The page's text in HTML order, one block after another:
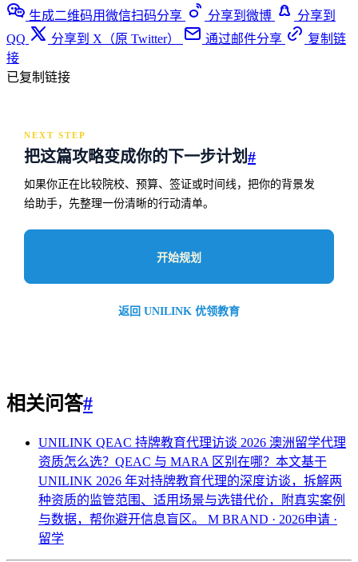
生成二维码用微信扫码分享
分享到微博
分享到
QQ
分享到 X（原 Twitter） 通过邮件分享
复制链
接
已复制链接
NEXT STEP
把这篇攻略变成你的下一步计划#
如果你正在比较院校、预算、签证或时间线，把你的背景发
给助手，先整理一份清晰的行动清单。
开始规划
返回 UNILINK 优领教育
相关问答#
UNILINK QEAC 持牌教育代理访谈 2026 澳洲留学代理
资质怎么选？QEAC 与 MARA 区别在哪？本文基于
UNILINK 2026 年对持牌教育代理的深度访谈，拆解两
种资质的监管范围、适用场景与选错代价，附真实案例
与数据，帮你避开信息盲区。 M BRAND · 2026申请 ·
留学